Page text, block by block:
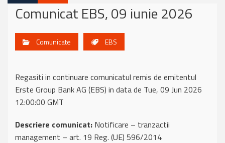
Comunicat EBS, 09 iunie 2026
Comunicate EBS
Regasiti in continuare comunicatul remis de emitentul
Erste Group Bank AG (EBS) in data de Tue, 09 Jun 2026
12:00:00 GMT
Descriere comunicat: Notificare – tranzactii
management – art. 19 Reg. (UE) 596/2014